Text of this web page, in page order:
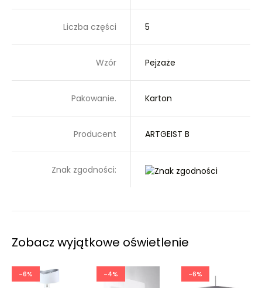
Liczba części 5
Wzór Pejzaże
Pakowanie. Karton
Producent ARTGEIST B
Znak zgodności:
Zobacz wyjątkowe oświetlenie
-6% -4% -6%